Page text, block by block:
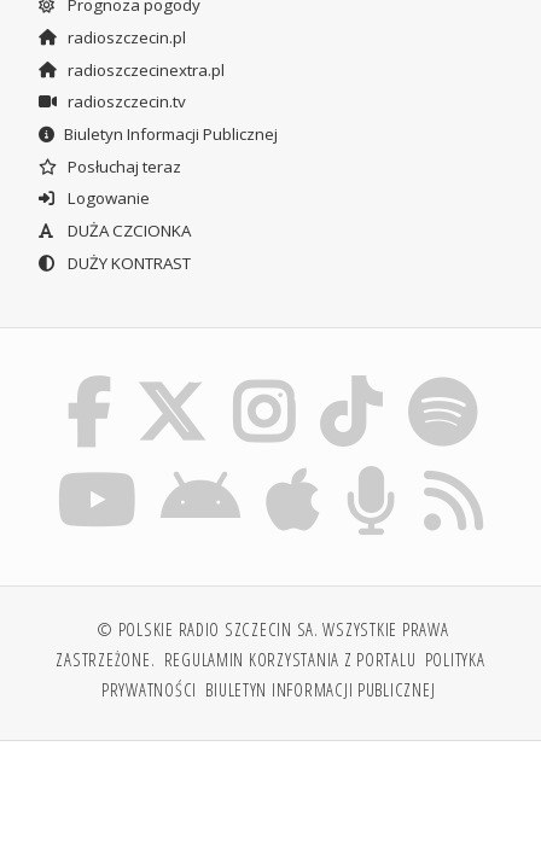
Prognoza pogody
radioszczecin.pl
radioszczecinextra.pl
radioszczecin.tv
Biuletyn Informacji Publicznej
Posłuchaj teraz
Logowanie
DUŻA CZCIONKA
DUŻY KONTRAST
© POLSKIE RADIO SZCZECIN SA. WSZYSTKIE PRAWA
ZASTRZEŻONE. REGULAMIN KORZYSTANIA Z PORTALU POLITYKA
PRYWATNOŚCI BIULETYN INFORMACJI PUBLICZNEJ